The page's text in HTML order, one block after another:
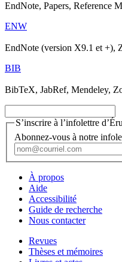
EndNote, Papers, Reference
ENW
EndNote (version X9.1 et +),
BIB
BibTeX, JabRef, Mendeley,
S’inscrire à l’infolettre
Abonnez-vous à notre
À propos
Aide
Accessibilité
Guide de recherche
Nous contacter
Revues
Thèses et mémoires